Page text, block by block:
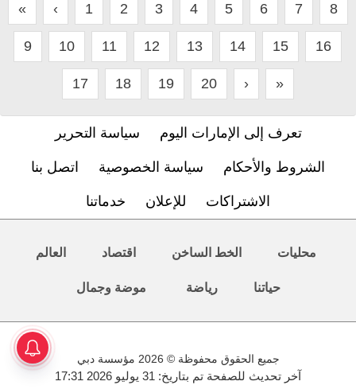
« ‹ 1 2 3 4 5 6 7 8
9 10 11 12 13 14 15 16
17 18 19 20 › »
تعرف إلى الإمارات اليوم سياسة التحرير
الشروط والأحكام سياسة الخصوصية اتصل بنا
الاشتراكات للإعلان خدماتنا
محليات الخط الساخن اقتصاد العالم
حياتنا رياضة موضة وجمال
جميع الحقوق محفوظة © 2026 مؤسسة دبي
آخر تحديث للصفحة تم بتاريخ: 31 يوليو 2026 17:31